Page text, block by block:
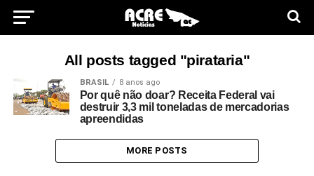
All posts tagged "pirataria"
BRASIL 8 anos ago
Por quê não doar? Receita Federal vai
destruir 3,3 mil toneladas de mercadorias
apreendidas
MORE POSTS